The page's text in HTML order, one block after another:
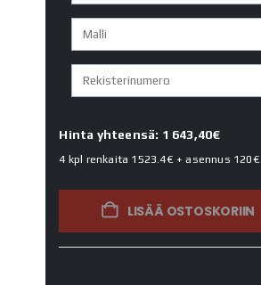
Hinta yhteensä: 1 643,40€
4 kpl renkaita 1523.4€+ asennus 120€
LISÄÄ OSTOSKORIIN